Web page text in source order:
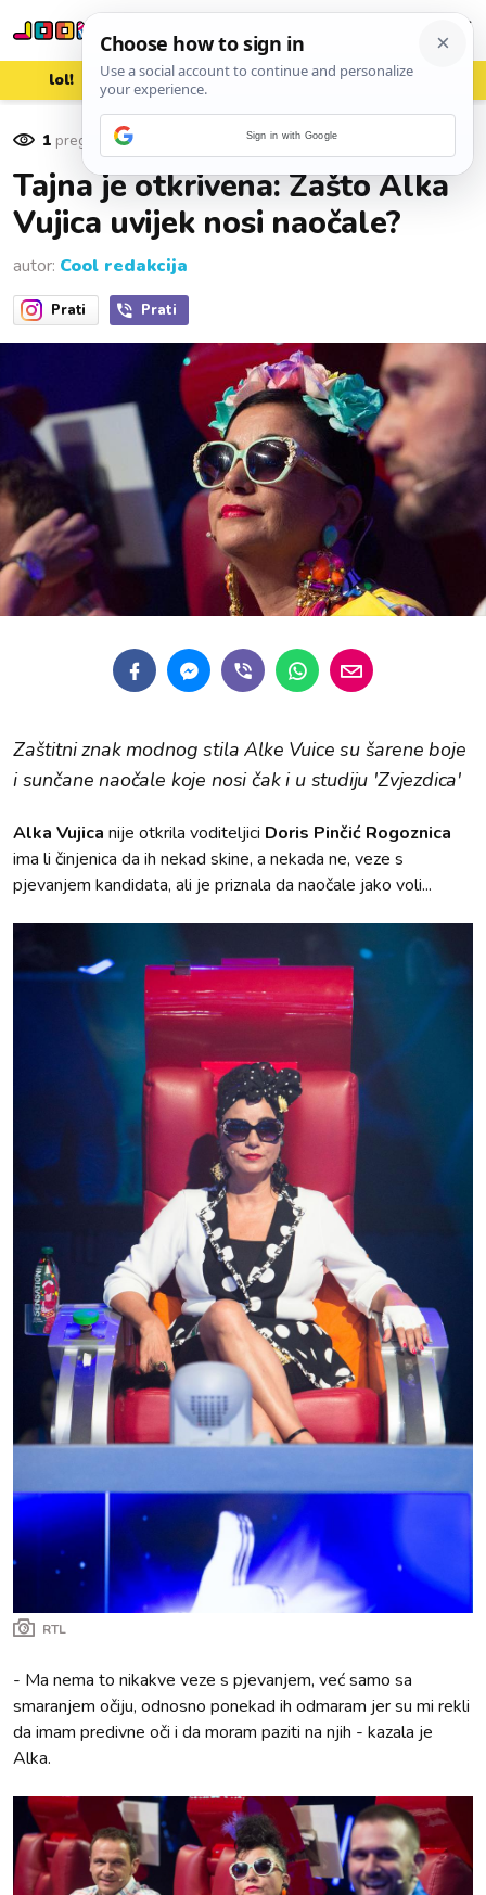
lol! aww vrh! woot?!
1 pregleda
Tajna je otkrivena: Zašto Alka
Vujica uvijek nosi naočale?
autor: Cool redakcija
Prati Prati
Zaštitni znak modnog stila Alke Vuice su šarene boje
i sunčane naočale koje nosi čak i u studiju 'Zvjezdica'
Alka Vujica nije otkrila voditeljici Doris Pinčić Rogoznica
ima li činjenica da ih nekad skine, a nekada ne, veze s
pjevanjem kandidata, ali je priznala da naočale jako voli...
RTL
- Ma nema to nikakve veze s pjevanjem, već samo sa
smaranjem očiju, odnosno ponekad ih odmaram jer su mi rekli
da imam predivne oči i da moram paziti na njih - kazala je
Alka.
Sign in with Google